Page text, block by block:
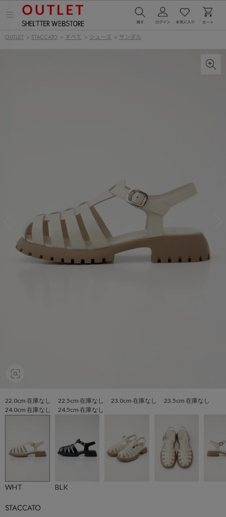
ー
OUTLET > STACCATO > すべて > シューズ > サンダル
22.0cm 在庫なし 22.5cm 在庫なし 23.0cm 在庫なし 23.5cm 在庫なし
24.0cm 在庫なし 24.5cm 在庫なし
WHT BLK
STACCATO